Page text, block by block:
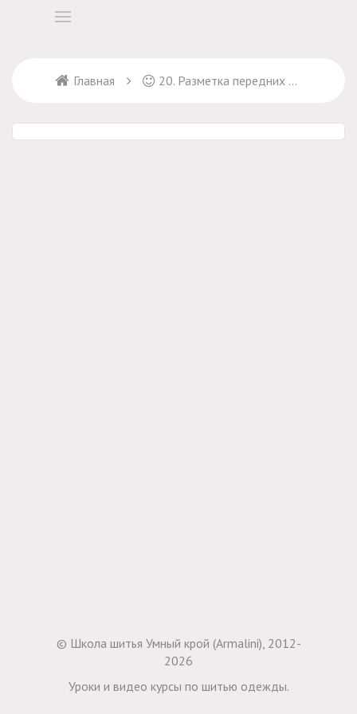
Главная 20. Разметка передних деталей на ткани. Раскрой ткани
© Школа шитья Умный крой (Armalini), 2012-
2026
Уроки и видео курсы по шитью одежды.